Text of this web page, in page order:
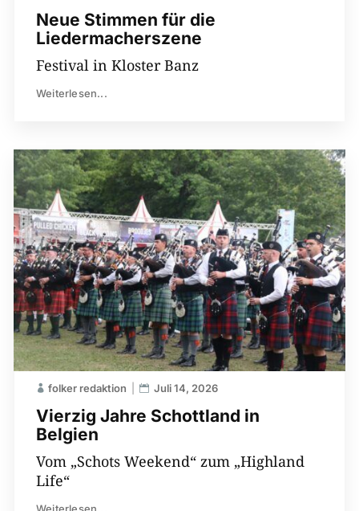
Neue Stimmen für die
Liedermacherszene
Festival in Kloster Banz
Weiterlesen...
Vierzig Jahre Schottland in
Belgien
folker redaktion Juli 14, 2026
Vom „Schots Weekend“ zum „Highland
Life“